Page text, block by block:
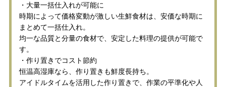
・大量一括仕入れが可能に
時期によって価格変動が激しい生鮮食材は、安価な時期に
まとめて一括仕入れ。
均一な品質と分量の食材で、安定した料理の提供が可能で
す。
・作り置きでコスト節約
恒温高湿庫なら、作り置きも鮮度長持ち。
アイドルタイムを活用した作り置きで、作業の平準化や人